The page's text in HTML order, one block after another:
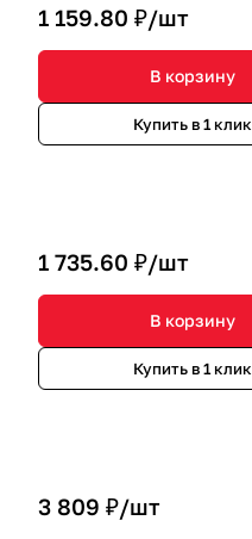
1 159.80 ₽/шт
В корзину
Купить в 1 клик
1 735.60 ₽/шт
В корзину
Купить в 1 клик
3 809 ₽/шт